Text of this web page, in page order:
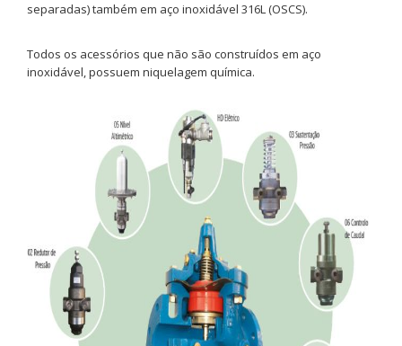
separadas) também em aço inoxidável 316L (OSCS).
Todos os acessórios que não são construídos em aço
inoxidável, possuem niquelagem química.